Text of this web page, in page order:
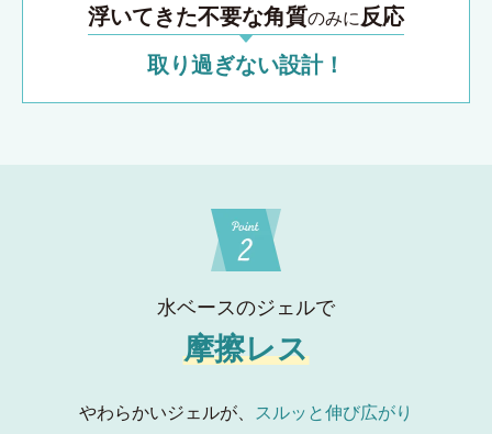
浮いてきた不要な角質のみに反応
取り過ぎない設計！
水ベースのジェルで
摩擦レス
やわらかいジェルが、 スルッと伸び広がり